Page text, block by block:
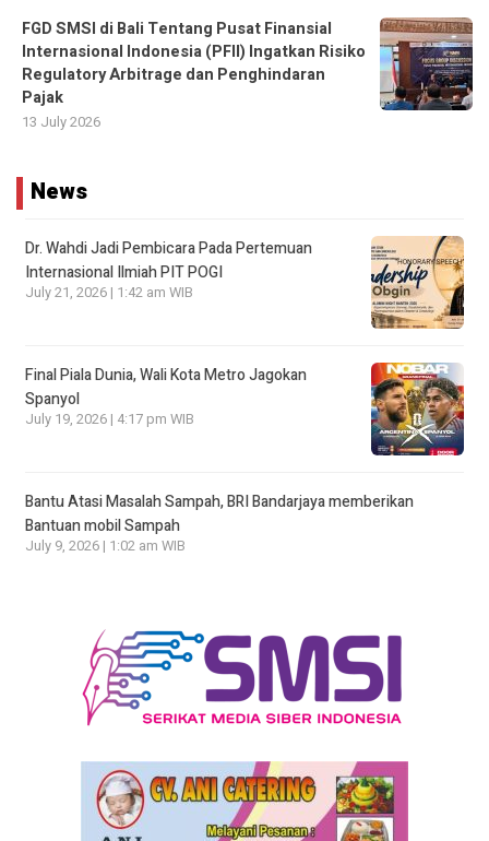
FGD SMSI di Bali Tentang Pusat Finansial
Internasional Indonesia (PFII) Ingatkan Risiko
Regulatory Arbitrage dan Penghindaran
Pajak
13 July 2026
News
Dr. Wahdi Jadi Pembicara Pada Pertemuan
Internasional Ilmiah PIT POGI
July 21, 2026 | 1:42 am WIB
Final Piala Dunia, Wali Kota Metro Jagokan
Spanyol
July 19, 2026 | 4:17 pm WIB
Bantu Atasi Masalah Sampah, BRI Bandarjaya memberikan
Bantuan mobil Sampah
July 9, 2026 | 1:02 am WIB